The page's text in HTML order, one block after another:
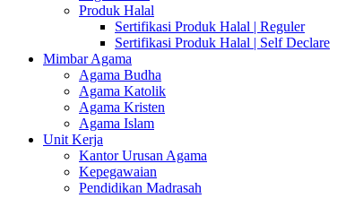
Produk Halal
Sertifikasi Produk Halal | Reguler
Sertifikasi Produk Halal | Self Declare
Mimbar Agama
Agama Budha
Agama Katolik
Agama Kristen
Agama Islam
Unit Kerja
Kantor Urusan Agama
Kepegawaian
Pendidikan Madrasah